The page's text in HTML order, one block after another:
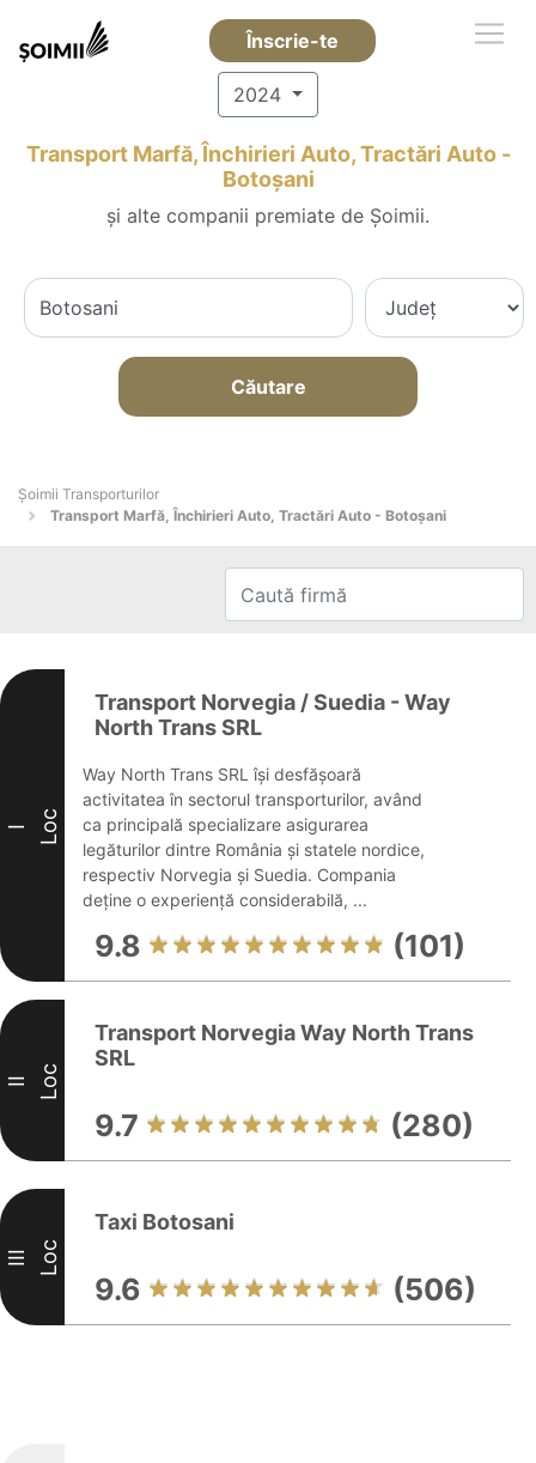
Înscrie-te
2024
Transport Marfă, Închirieri Auto, Tractări Auto -
Botoşani
și alte companii premiate de Șoimii.
Căutare
Șoimii Transporturilor
Transport Marfă, Închirieri Auto, Tractări Auto - Botoşani
I Loc
Transport Norvegia / Suedia - Way
North Trans SRL
Way North Trans SRL își desfășoară
activitatea în sectorul transporturilor, având
ca principală specializare asigurarea
legăturilor dintre România și statele nordice,
respectiv Norvegia și Suedia. Compania
deține o experiență considerabilă, ...
9.8 (101)
II Loc
Transport Norvegia Way North Trans
SRL
9.7 (280)
III Loc
Taxi Botosani
9.6 (506)